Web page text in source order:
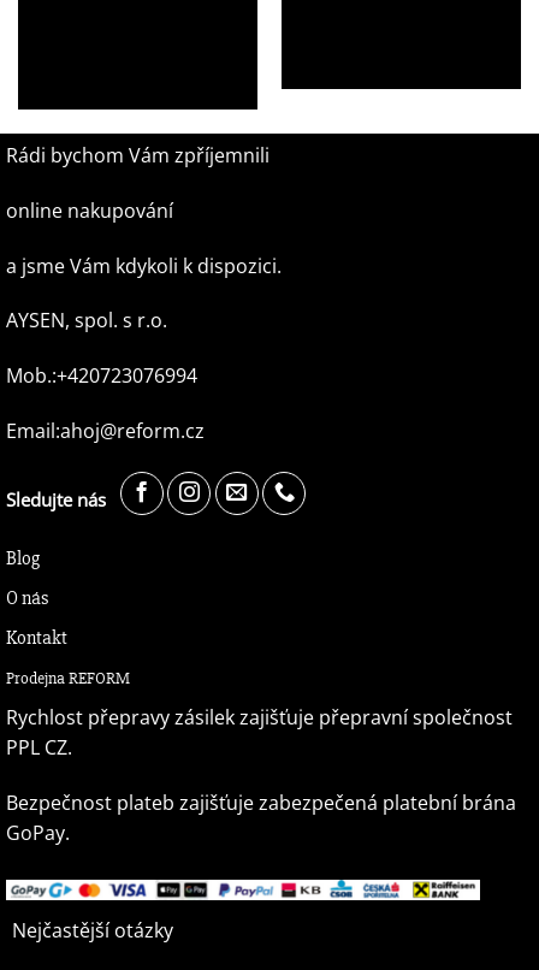
Rádi bychom Vám zpříjemnili
online nakupování
a jsme Vám kdykoli k dispozici.
AYSEN, spol. s r.o.
Mob.:+420723076994
Email:ahoj@reform.cz
Sledujte nás
Blog
O nás
Kontakt
Prodejna REFORM
Rychlost přepravy zásilek zajišťuje přepravní společnost
PPL CZ.
Bezpečnost plateb zajišťuje zabezpečená platební brána
GoPay.
Nejčastější otázky